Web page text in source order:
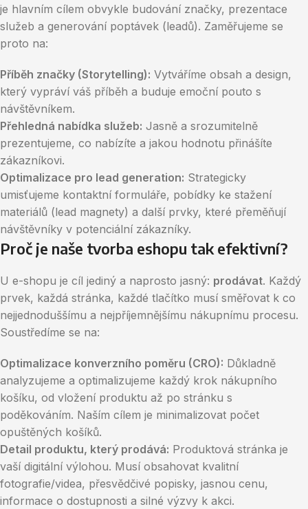
je hlavním cílem obvykle budování značky, prezentace
služeb a generování poptávek (leadů). Zaměřujeme se
proto na:
Příběh značky (Storytelling): Vytváříme obsah a design,
který vypráví váš příběh a buduje emoční pouto s
návštěvníkem.
Přehledná nabídka služeb: Jasně a srozumitelně
prezentujeme, co nabízíte a jakou hodnotu přinášíte
zákazníkovi.
Optimalizace pro lead generation: Strategicky
umisťujeme kontaktní formuláře, pobídky ke stažení
materiálů (lead magnety) a další prvky, které přeměňují
návštěvníky v potenciální zákazníky.
Proč je naše tvorba eshopu tak efektivní?
U e-shopu je cíl jediný a naprosto jasný: prodávat. Každý
prvek, každá stránka, každé tlačítko musí směřovat k co
nejjednoduššímu a nejpříjemnějšímu nákupnímu procesu.
Soustředíme se na:
Optimalizace konverzního poměru (CRO): Důkladně
analyzujeme a optimalizujeme každý krok nákupního
košíku, od vložení produktu až po stránku s
poděkováním. Naším cílem je minimalizovat počet
opuštěných košíků.
Detail produktu, který prodává: Produktová stránka je
vaší digitální výlohou. Musí obsahovat kvalitní
fotografie/videa, přesvědčivé popisky, jasnou cenu,
informace o dostupnosti a silné výzvy k akci.